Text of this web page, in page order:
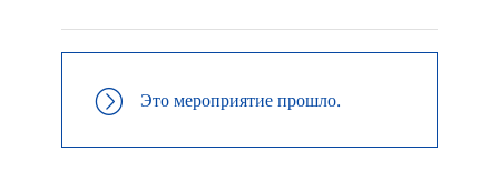
Это мероприятие прошло.